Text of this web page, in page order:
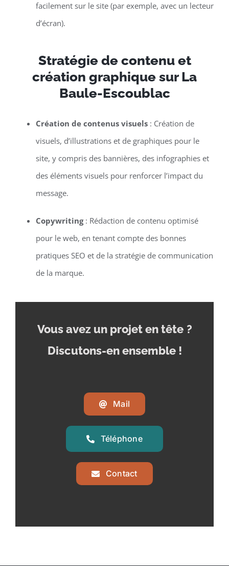
facilement sur le site (par exemple, avec un lecteur
d’écran).
Stratégie de contenu et
création graphique sur La
Baule-Escoublac
Création de contenus visuels: Création de
visuels, d’illustrations et de graphiques pour le
site, y compris des bannières, des infographies et
des éléments visuels pour renforcer l’impact du
message.
Copywriting: Rédaction de contenu optimisé
pour le web, en tenant compte des bonnes
pratiques SEO et de la stratégie de communication
de la marque.
Vous avez un projet en tête ?
Discutons-en ensemble !
Mail
Téléphone
Contact